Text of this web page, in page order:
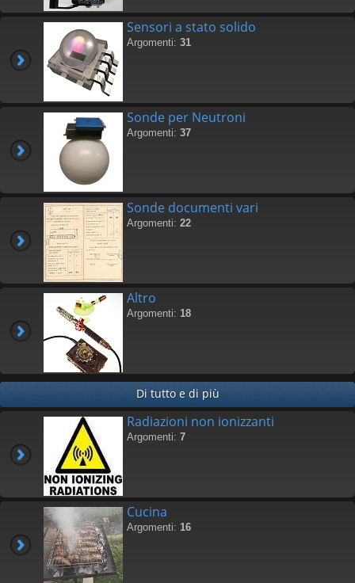
Sensori a stato solido
Argomenti: 31
Sonde per Neutroni
Argomenti: 37
Sonde documenti vari
Argomenti: 22
Altro
Argomenti: 18
Di tutto e di più
Radiazioni non ionizzanti
Argomenti: 7
Cucina
Argomenti: 16